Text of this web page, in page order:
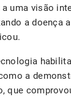
uma visão
a doença
a
que